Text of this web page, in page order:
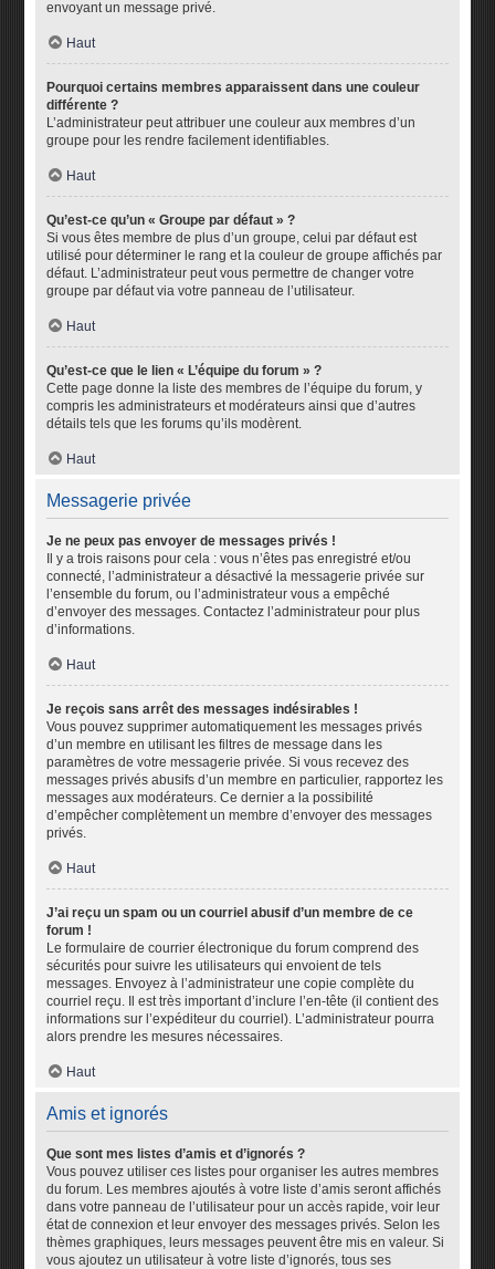
envoyant un message privé.
Haut
Pourquoi certains membres apparaissent dans une couleur
différente ?
L’administrateur peut attribuer une couleur aux membres d’un
groupe pour les rendre facilement identifiables.
Haut
Qu’est-ce qu’un « Groupe par défaut » ?
Si vous êtes membre de plus d’un groupe, celui par défaut est
utilisé pour déterminer le rang et la couleur de groupe affichés par
défaut. L’administrateur peut vous permettre de changer votre
groupe par défaut via votre panneau de l’utilisateur.
Haut
Qu’est-ce que le lien « L’équipe du forum » ?
Cette page donne la liste des membres de l’équipe du forum, y
compris les administrateurs et modérateurs ainsi que d’autres
détails tels que les forums qu’ils modèrent.
Haut
Messagerie privée
Je ne peux pas envoyer de messages privés !
Il y a trois raisons pour cela : vous n’êtes pas enregistré et/ou
connecté, l’administrateur a désactivé la messagerie privée sur
l’ensemble du forum, ou l’administrateur vous a empêché
d’envoyer des messages. Contactez l’administrateur pour plus
d’informations.
Haut
Je reçois sans arrêt des messages indésirables !
Vous pouvez supprimer automatiquement les messages privés
d’un membre en utilisant les filtres de message dans les
paramètres de votre messagerie privée. Si vous recevez des
messages privés abusifs d’un membre en particulier, rapportez les
messages aux modérateurs. Ce dernier a la possibilité
d’empêcher complètement un membre d’envoyer des messages
privés.
Haut
J’ai reçu un spam ou un courriel abusif d’un membre de ce
forum !
Le formulaire de courrier électronique du forum comprend des
sécurités pour suivre les utilisateurs qui envoient de tels
messages. Envoyez à l’administrateur une copie complète du
courriel reçu. Il est très important d’inclure l’en-tête (il contient des
informations sur l’expéditeur du courriel). L’administrateur pourra
alors prendre les mesures nécessaires.
Haut
Amis et ignorés
Que sont mes listes d’amis et d’ignorés ?
Vous pouvez utiliser ces listes pour organiser les autres membres
du forum. Les membres ajoutés à votre liste d’amis seront affichés
dans votre panneau de l’utilisateur pour un accès rapide, voir leur
état de connexion et leur envoyer des messages privés. Selon les
thèmes graphiques, leurs messages peuvent être mis en valeur. Si
vous ajoutez un utilisateur à votre liste d’ignorés, tous ses